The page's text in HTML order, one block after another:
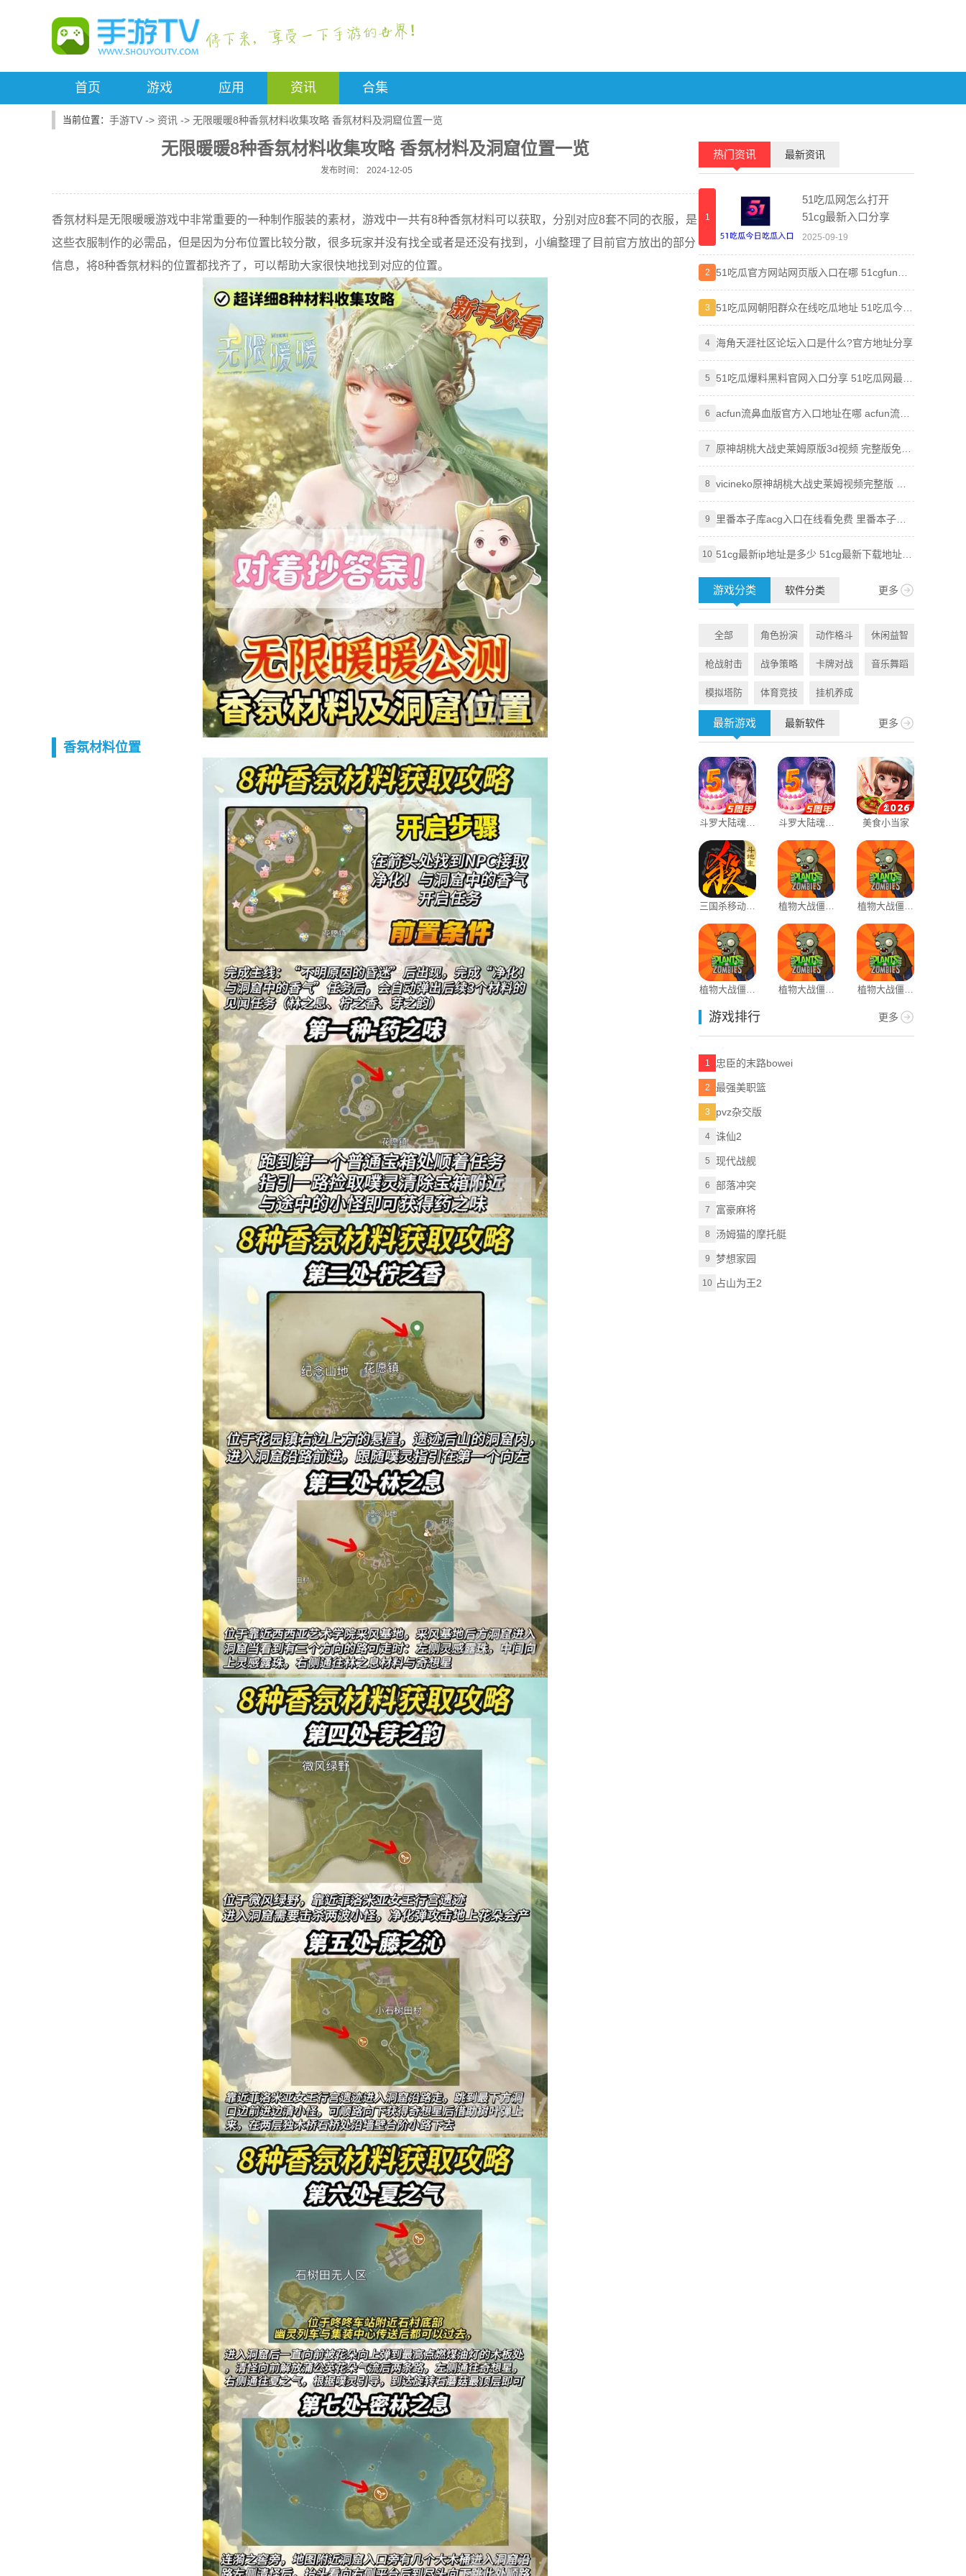
首页 游戏 应用 资讯 合集
手游TV -> 资讯 -> 无限暖暖8种香氛材料收集攻略 香氛材料及洞窟位置一览
无限暖暖8种香氛材料收集攻略 香氛材料及洞窟位置一览
发布时间： 2024-12-05
香氛材料是无限暖暖游戏中非常重要的一种制作服装的素材，游戏中一共有8种香氛材料可以获取，分别对应8套不同的衣服，是
这些衣服制作的必需品，但是因为分布位置比较分散，很多玩家并没有找全或者是还没有找到，小编整理了目前官方放出的部分
信息，将8种香氛材料的位置都找齐了，可以帮助大家很快地找到对应的位置。
香氛材料位置
热门资讯 最新资讯
1
51吃瓜网怎么打开
51cg最新入口分享
2025-09-19
2
51吃瓜官方网站网页版入口在哪 51cgfun朝
阳热心群众入口分享
3
51吃瓜网朝阳群众在线吃瓜地址 51吃瓜今日
吃瓜必吃最新2024入口分享
4 海角天涯社区论坛入口是什么?官方地址分享
5
51吃瓜爆料黑料官网入口分享 51吃瓜网最新
地址大全
6
acfun流鼻血版官方入口地址在哪 acfun流鼻
血版入口地址分享
7
原神胡桃大战史莱姆原版3d视频 完整版免费
观看地址分享
8
vicineko原神胡桃大战史莱姆视频完整版 原
神大战史莱姆系列未删减
9
里番本子库acg入口在线看免费 里番本子库
绅士acg官方地址分享
10 51cg最新ip地址是多少 51cg最新下载地址一
游戏分类 软件分类 更多
全部 角色扮演 动作格斗 休闲益智
枪战射击 战争策略 卡牌对战 音乐舞蹈
模拟塔防 体育竞技 挂机养成
最新游戏 最新软件 更多
斗罗大陆魂师
对决BT服国
际版
斗罗大陆魂师
对决37官服
美食小当家
三国杀移动版
oppo渠道服
植物大战僵尸
1原版
植物大战僵尸
1老版本
植物大战僵尸
植物大战僵尸
植物大战僵尸
游戏排行 更多
1 忠臣的末路bowei
2 最强美职篮
3 pvz杂交版
4 诛仙2
5 现代战舰
6 部落冲突
7 富豪麻将
8 汤姆猫的摩托艇
9 梦想家园
10 占山为王2